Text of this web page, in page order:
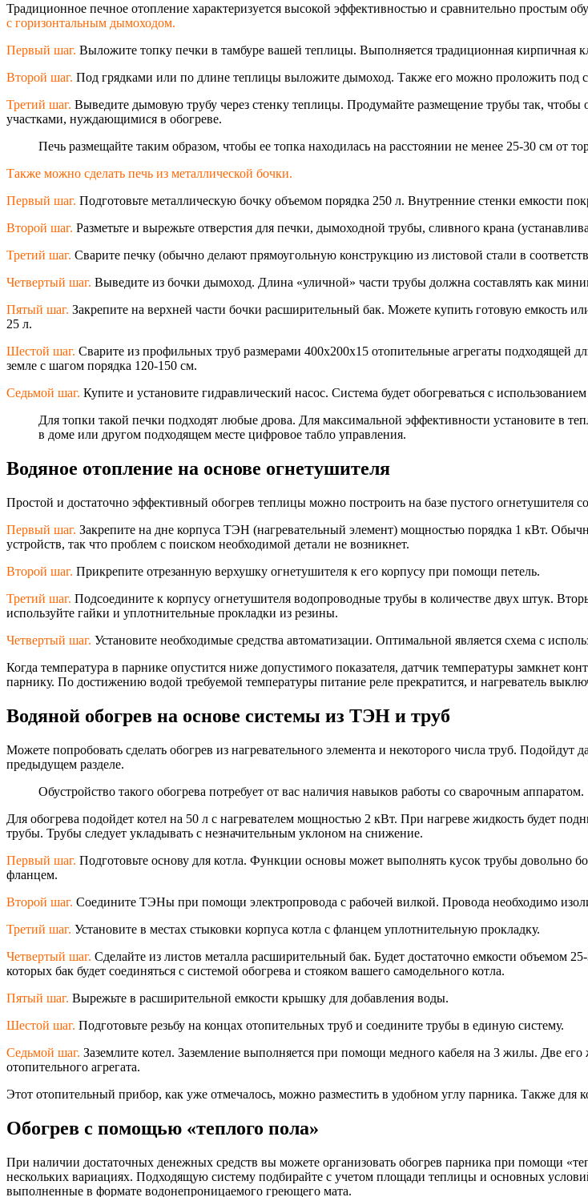
Традиционное печное отопление характеризуется высокой эффективностью и сравнительно простым
с горизонтальным дымоходом.
Первый шаг. Выложите топку печки в тамбуре вашей теплицы. Выполняется традиционная кирпичная
Второй шаг. Под грядками или по длине теплицы выложите дымоход. Также его можно проложить под
Третий шаг. Выведите дымовую трубу через стенку теплицы. Продумайте размещение трубы так,
участками, нуждающимися в обогреве.
Печь размещайте таким образом, чтобы ее топка находилась на расстоянии не менее 25-30 см от
Также можно сделать печь из металлической бочки.
Первый шаг. Подготовьте металлическую бочку объемом порядка 250 л. Внутренние стенки емкости
Второй шаг. Разметьте и вырежьте отверстия для печки, дымоходной трубы, сливного крана
Третий шаг. Сварите печку (обычно делают прямоугольную конструкцию из листовой стали в
Четвертый шаг. Выведите из бочки дымоход. Длина «уличной» части трубы должна составлять как
Пятый шаг. Закрепите на верхней части бочки расширительный бак. Можете купить готовую емкость
25 л.
Шестой шаг. Сварите из профильных труб размерами 400х200х15 отопительные агрегаты
земле с шагом порядка 120-150 см.
Седьмой шаг. Купите и установите гидравлический насос. Система будет обогреваться с
Для топки такой печки подходят любые дрова. Для максимальной эффективности установите в
в доме или другом подходящем месте цифровое табло управления.
Водяное отопление на основе огнетушителя
Простой и достаточно эффективный обогрев теплицы можно построить на базе пустого огнетушителя
Первый шаг. Закрепите на дне корпуса ТЭН (нагревательный элемент) мощностью порядка 1 кВт.
устройств, так что проблем с поиском необходимой детали не возникнет.
Второй шаг. Прикрепите отрезанную верхушку огнетушителя к его корпусу при помощи петель.
Третий шаг. Подсоедините к корпусу огнетушителя водопроводные трубы в количестве двух штук.
используйте гайки и уплотнительные прокладки из резины.
Четвертый шаг. Установите необходимые средства автоматизации. Оптимальной является схема с
Когда температура в парнике опустится ниже допустимого показателя, датчик температуры замкнет
парнику. По достижению водой требуемой температуры питание реле прекратится, и нагреватель
Водяной обогрев на основе системы из ТЭН и труб
Можете попробовать сделать обогрев из нагревательного элемента и некоторого числа труб.
предыдущем разделе.
Обустройство такого обогрева потребует от вас наличия навыков работы со сварочным аппаратом.
Для обогрева подойдет котел на 50 л с нагревателем мощностью 2 кВт. При нагреве жидкость будет
трубы. Трубы следует укладывать с незначительным уклоном на снижение.
Первый шаг. Подготовьте основу для котла. Функции основы может выполнять кусок трубы довольно
фланцем.
Второй шаг. Соедините ТЭНы при помощи электропровода с рабочей вилкой. Провода необходимо
Третий шаг. Установите в местах стыковки корпуса котла с фланцем уплотнительную прокладку.
Четвертый шаг. Сделайте из листов металла расширительный бак. Будет достаточно емкости объемом
которых бак будет соединяться с системой обогрева и стояком вашего самодельного котла.
Пятый шаг. Вырежьте в расширительной емкости крышку для добавления воды.
Шестой шаг. Подготовьте резьбу на концах отопительных труб и соедините трубы в единую систему.
Седьмой шаг. Заземлите котел. Заземление выполняется при помощи медного кабеля на 3 жилы. Две
отопительного агрегата.
Этот отопительный прибор, как уже отмечалось, можно разместить в удобном углу парника. Также
Обогрев с помощью «теплого пола»
При наличии достаточных денежных средств вы можете организовать обогрев парника при помощи
нескольких вариациях. Подходящую систему подбирайте с учетом площади теплицы и основных
выполненные в формате водонепроницаемого греющего мата.